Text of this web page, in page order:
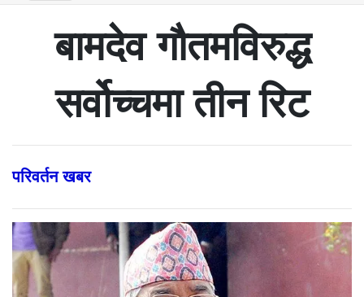
बामदेव गौतमविरुद्ध
सर्वोच्चमा तीन रिट
परिवर्तन खबर